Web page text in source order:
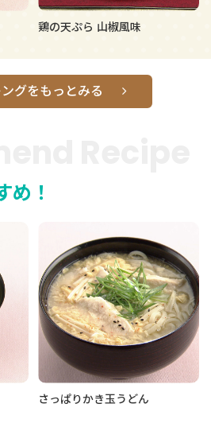
鶏の天ぷら 山椒風味
グをもっとみる
め！
さっぱりかき玉うどん